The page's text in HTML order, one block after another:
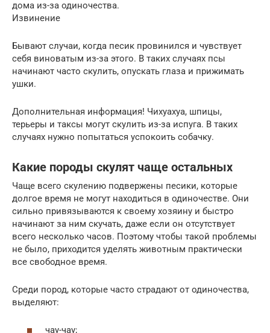
дома из-за одиночества.
Извинение
Бывают случаи, когда песик провинился и чувствует
себя виноватым из-за этого. В таких случаях псы
начинают часто скулить, опускать глаза и прижимать
ушки.
Дополнительная информация! Чихуахуа, шпицы,
терьеры и таксы могут скулить из-за испуга. В таких
случаях нужно попытаться успокоить собачку.
Какие породы скулят чаще остальных
Чаще всего скулению подвержены песики, которые
долгое время не могут находиться в одиночестве. Они
сильно привязываются к своему хозяину и быстро
начинают за ним скучать, даже если он отсутствует
всего несколько часов. Поэтому чтобы такой проблемы
не было, приходится уделять животным практически
все свободное время.
Среди пород, которые часто страдают от одиночества,
выделяют:
чау-чау;